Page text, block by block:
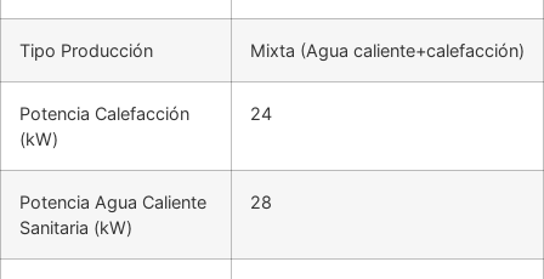
Tipo Producción Mixta (Agua caliente+calefacción)
Potencia Calefacción
(kW)
24
Potencia Agua Caliente
Sanitaria (kW)
28